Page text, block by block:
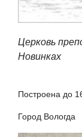
Церковь
Новинках
Построена до
Город Вологда